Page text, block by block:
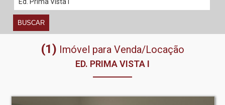
BUSCAR
(1) Imóvel para Venda/Locação
ED. PRIMA VISTA I